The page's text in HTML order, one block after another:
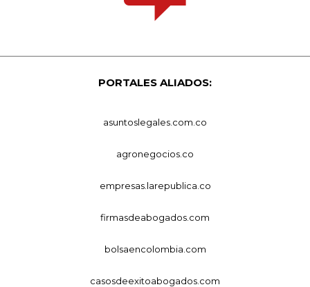
PORTALES ALIADOS:
asuntoslegales.com.co
agronegocios.co
empresas.larepublica.co
firmasdeabogados.com
bolsaencolombia.com
casosdeexitoabogados.com